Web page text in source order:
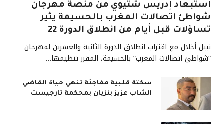
استبعاد إدريس شتيوي من منصة مهرجان
شواطئ اتصالات المغرب بالحسيمة يثير
تساؤلات قبل أيام من انطلاق الدورة 22
نبيل أخلال مع اقتراب انطلاق الدورة الثانية والعشرين لمهرجان
“شواطئ اتصالات المغرب” بالحسيمة، المقرر تنظيمها…
سكتة قلبية مفاجئة تنهي حياة القاضي
الشاب عزيز بنزيان بمحكمة تارجيست